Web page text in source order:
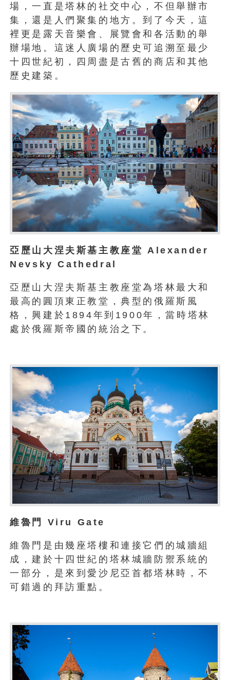
場，一直是塔林的社交中心，不但舉辦市
集，還是人們聚集的地方。到了今天，這
裡更是露天音樂會、展覽會和各活動的舉
辦場地。這迷人廣場的歷史可追溯至最少
十四世紀初，四周盡是古舊的商店和其他
歷史建築。
亞歷山大涅夫斯基主教座堂 Alexander
Nevsky Cathedral
亞歷山大涅夫斯基主教座堂為塔林最大和
最高的圓頂東正教堂，典型的俄羅斯風
格，興建於1894年到1900年，當時塔林
處於俄羅斯帝國的統治之下。
維魯門 Viru Gate
維魯門是由幾座塔樓和連接它們的城牆組
成，建於十四世紀的塔林城牆防禦系統的
一部分，是來到愛沙尼亞首都塔林時，不
可錯過的拜訪重點。